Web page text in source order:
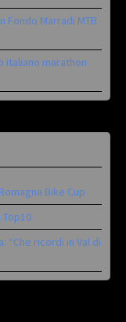
Fondo Marradi MTB
italiano marathon
Bike Cup
Top10
“Che ricordi in Val di